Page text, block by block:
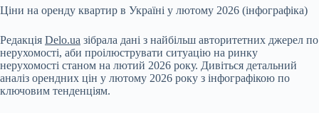
Ціни на оренду квартир в Україні у лютому 2026 (інфографіка)
Редакція Delo.ua зібрала дані з найбільш авторитетних джерел по
нерухомості, аби проілюструвати ситуацію на ринку
нерухомості станом на лютий 2026 року. Дивіться детальний
аналіз орендних цін у лютому 2026 року з інфографікою по
ключовим тенденціям.